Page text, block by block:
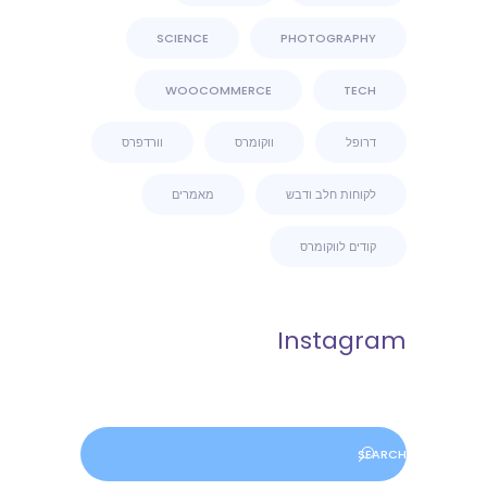
PHOTOGRAPHY
SCIENCE
TECH
WOOCOMMERCE
דרופל ווקומרס וורדפרס
לקוחות חלב ודבש מאמרים
קודים לווקומרס
Instagram
Search